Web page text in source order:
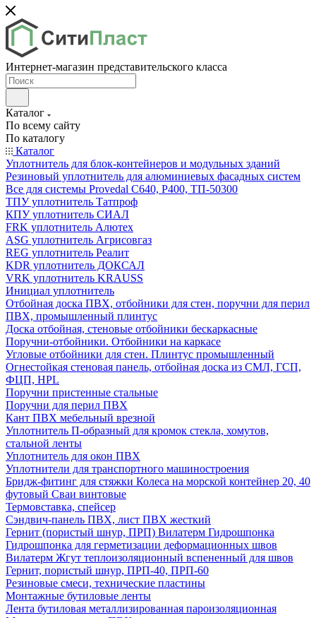
Интернет-магазин представительского класса
Каталог
По всему сайту
По каталогу
Каталог
Уплотнитель для блок-контейнеров и модульных зданий
Резиновый уплотнитель для алюминиевых фасадных систем
Все для системы Provedal С640, Р400, ТП-50300
ТПУ уплотнитель Татпроф
КПУ уплотнитель СИАЛ
FRK уплотнитель Алютех
ASG уплотнитель Агрисовгаз
REG уплотнитель Реалит
KDR уплотнитель ДОКСАЛ
VRK уплотнитель KRAUSS
Инициал уплотнитель
Отбойная доска ПВХ, отбойники для стен, поручни для перил
ПВХ, промышленный плинтус
Доска отбойная, стеновые отбойники бескаркасные
Поручни-отбойники. Отбойники на каркасе
Угловые отбойники для стен. Плинтус промышленный
Огнестойкая стеновая панель, отбойная доска из СМЛ, ГСП,
ФЦП, HPL
Поручни пристенные стальные
Поручни для перил ПВХ
Кант ПВХ мебельный врезной
Уплотнитель П-образный для кромок стекла, хомутов,
стальной ленты
Уплотнитель для окон ПВХ
Уплотнители для транспортного машиностроения
Бридж-фитинг для стяжки Колеса на морской контейнер 20, 40
футовый Сваи винтовые
Термовставка, спейсер
Сэндвич-панель ПВХ, лист ПВХ жесткий
Гернит (пористый шнур, ПРП) Вилатерм Гидрошпонка
Гидрошпонка для герметизации деформационных швов
Вилатерм Жгут теплоизоляционный вспененный для швов
Гернит, пористый шнур, ПРП-40, ПРП-60
Резиновые смеси, технические пластины
Монтажные бутиловые ленты
Лента бутиловая металлизированная пароизоляционная